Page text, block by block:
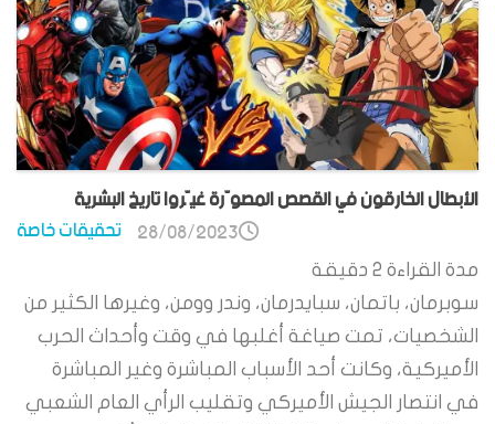
الأبطال الخارقون في القصص المصوّرة غيّروا تاريخ البشرية
تحقيقات خاصة 28/08/2023
مدة القراءة 2 دقيقة
سوبرمان، باتمان، سبايدرمان، وندر وومن، وغيرها الكثير من
الشخصيات، تمت صياغة أغلبها في وقت وأحداث الحرب
الأميركية، وكانت أحد الأسباب المباشرة وغير المباشرة
في انتصار الجيش الأميركي وتقليب الرأي العام الشعبي